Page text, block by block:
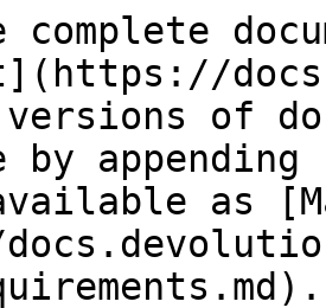
complete
versions of
by
as